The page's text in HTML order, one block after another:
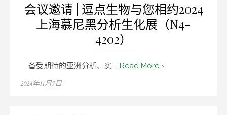
会议邀请 | 逗点生物与您相约2024
上海慕尼黑分析生化展（N4-
4202）
备受期待的亚洲分析、实 … Read More ›
Posted
2024年11月7日